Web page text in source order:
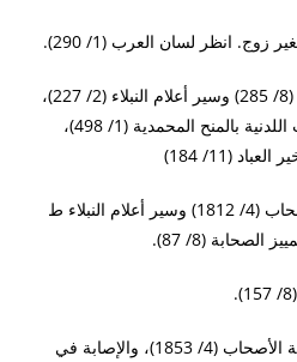
زوج. انظر لسان العرب (1/ 290).
الطبقات الكبرى لابن سعد (8/ 285) وسير أعلام النبلاء (2/ 227)،
وأسد الغابة (5/ 250)، والمواهب اللدنية بالمنح المحمدية (1/ 498)،
(11/ 184)
الاستيعاب في معرفة الأصحاب (4/ 1812) وسير أعلام النبلاء ط
انظر: الاستيعاب في معرفة الأصحاب (4/ 1853)، والإصابة في